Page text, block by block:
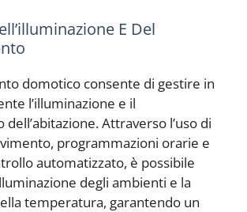
E Del
domotico consente di gestire in
l’illuminazione e il
Attraverso l’uso di
programmazioni orarie e
automatizzato, è possibile
degli ambienti e la
temperatura, garantendo un